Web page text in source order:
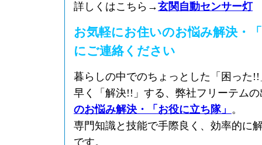
詳しくはこちら→玄関自動センサー灯
お気軽にお住いのお悩み解決・
にご連絡ください
暮らしの中でのちょっとした「困った
早く「解決!!」する、弊社フリーテム
のお悩み解決・「お役に立ち隊」 。
専門知識と技能で手際良く、効率的に
です。